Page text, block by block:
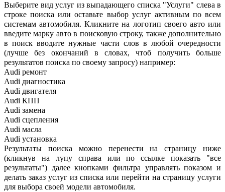
Выберите вид услуг из выпадающего списка "Услуги" слева в
строке поиска или оставьте выбор услуг активным по всем
системам автомобиля. Кликните на логотип своего авто или
введите марку авто в поисковую строку, также дополнительно
в поиск вводите нужные части слов в любой очередности
(лучше без окончаний в словах, чтоб получить больше
результатов поиска по своему запросу) например:
Audi ремонт
Audi диагностика
Audi двигателя
Audi КПП
Audi замена
Audi сцепления
Audi масла
Audi установка
Результаты поиска можно перенести на страницу ниже
(кликнув на лупу справа или по ссылке показать "все
результаты") далее кнопками фильтра управлять показом и
делать заказ услуг из списка или перейти на страницу услуги
для выбора своей модели автомобиля.